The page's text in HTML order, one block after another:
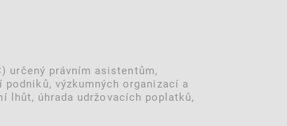
určený právním asistentům,
výzkumných organizací a
úhrada udržovacích poplatků,